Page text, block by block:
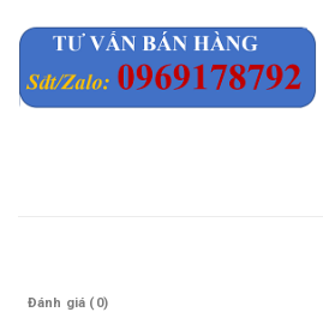
Đánh giá (0)